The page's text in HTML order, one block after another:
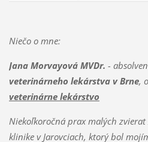
Niečo o mne:
Jana Morvayová MVDr. -
veterinárneho lekárstva v Brne,
veterinárne lekárstvo
Niekoľkoročná prax malých zvierat
klinike v Jarovciach, ktorý bol